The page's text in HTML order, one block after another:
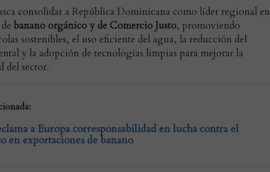
consolidar a República Dominicana como líder regional en
banano orgánico y de Comercio Justo, promoviendo
sostenibles, el uso eficiente del agua, la reducción del
y la adopción de tecnologías limpias para mejorar la
del sector.
a Europa corresponsabilidad en lucha contra el
en exportaciones de banano